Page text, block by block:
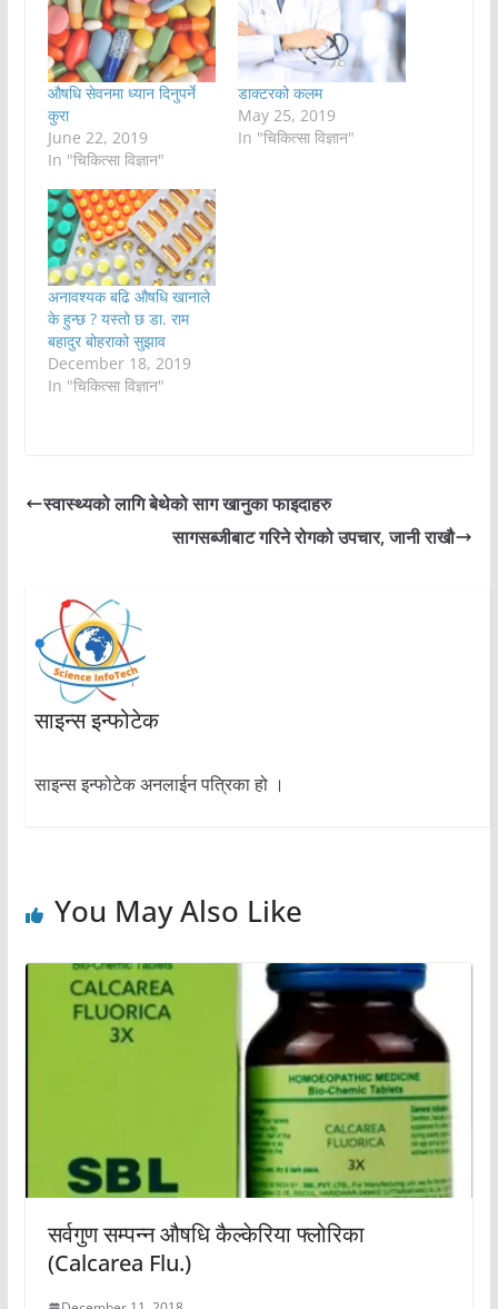
औषधि सेवनमा ध्यान दिनुपर्ने
कुरा
June 22, 2019
In "चिकित्सा विज्ञान"
डाक्टरको कलम
May 25, 2019
In "चिकित्सा विज्ञान"
अनावश्यक बढि औषधि खानाले
के हुन्छ ? यस्तो छ डा. राम
बहादुर बोहराको सुझाव
December 18, 2019
In "चिकित्सा विज्ञान"
स्वास्थ्यको लागि बेथेको साग खानुका फाइदाहरु
सागसब्जीबाट गरिने रोगको उपचार, जानी राखौ
साइन्स इन्फोटेक
साइन्स इन्फोटेक अनलाईन पत्रिका हो ।
You May Also Like
सर्वगुण सम्पन्न औषधि कैल्केरिया फ्लोरिका
(Calcarea Flu.)